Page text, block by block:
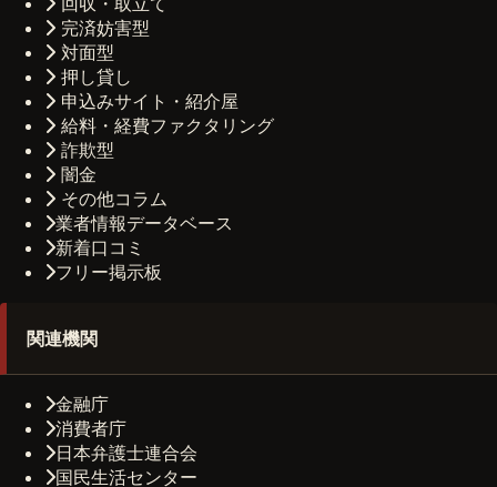
完済妨害型
対面型
押し貸し
申込みサイト・紹介屋
給料・経費ファクタリング
詐欺型
闇金
その他コラム
業者情報データベース
新着口コミ
フリー掲示板
関連機関
金融庁
消費者庁
日本弁護士連合会
国民生活センター